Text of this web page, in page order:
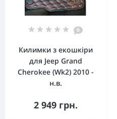
0
Килимки з екошкіри
для Jeep Grand
Cherokee (Wk2) 2010 -
н.в.
2 949 грн.